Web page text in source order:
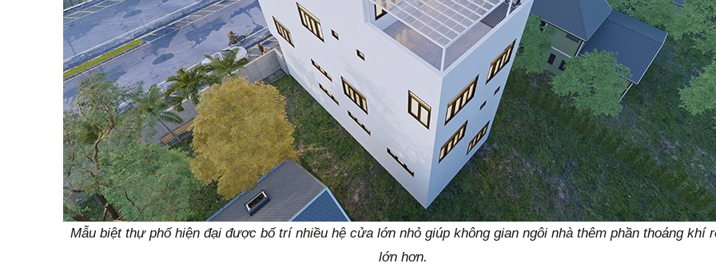
Mẫu biệt thự phố hiện đại được bố trí nhiều hệ cửa lớn nhỏ giúp không gian ngôi nhà thêm phần thoáng khí
lớn hơn.